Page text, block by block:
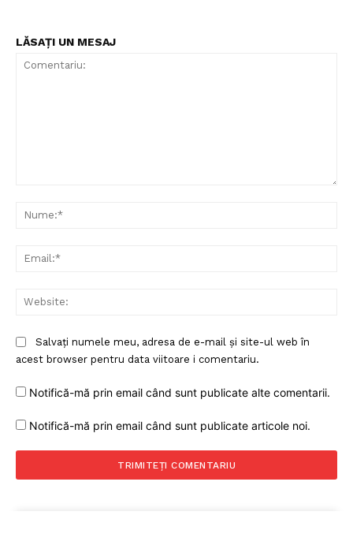
Un proiect
FREEDOM HOUSE ROMÂNIA
LĂSAȚI UN MESAJ
Salvați numele meu, adresa de e-mail și site-ul web în
acest browser pentru data viitoare i comentariu.
Notifică-mă prin email când sunt publicate alte comentarii.
Notifică-mă prin email când sunt publicate articole noi.